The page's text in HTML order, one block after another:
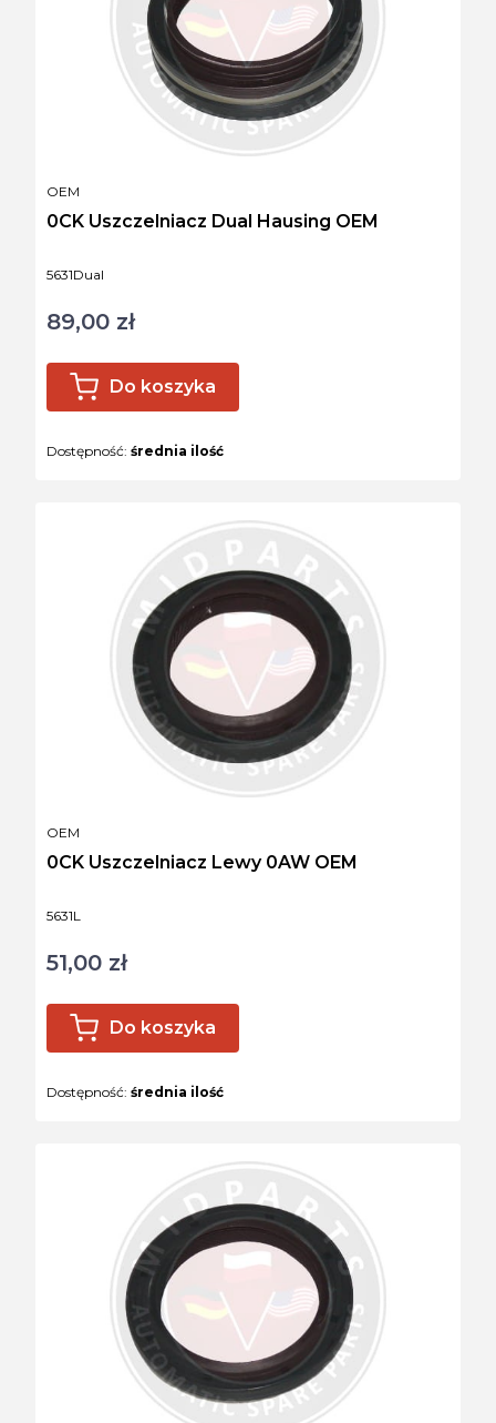
Kod produktu
5631Dual
0CK Uszczelniacz Dual Hausing OEM
PRODUCENT
OEM
Cena
89,00 zł
Do koszyka
Dostępność: średnia ilość
Kod produktu
5631L
0CK Uszczelniacz Lewy 0AW OEM
PRODUCENT
OEM
Cena
51,00 zł
Do koszyka
Dostępność: średnia ilość